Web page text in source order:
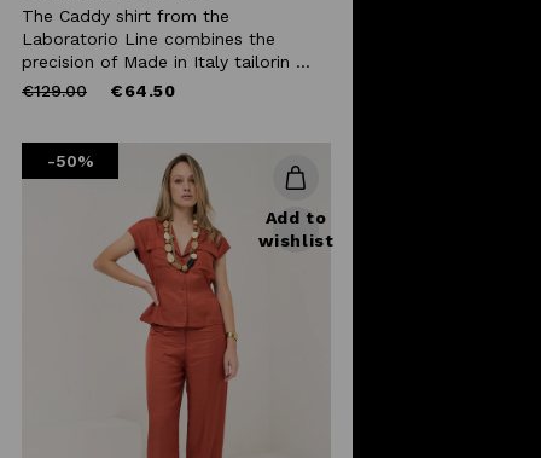
The Caddy shirt from the
Laboratorio Line combines the
precision of Made in Italy tailorin ...
Price
€129.00to €64.50
-50%
Add to
wishlist